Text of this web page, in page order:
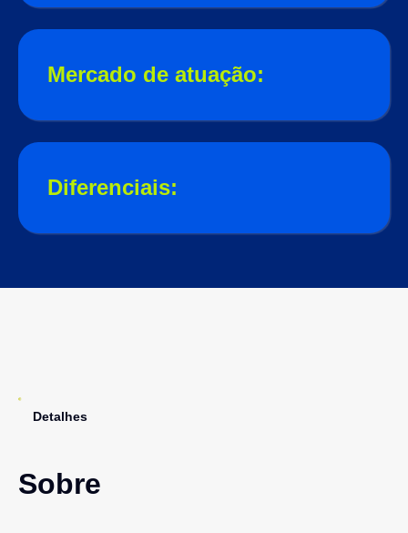
Mercado de atuação:
Diferenciais:
Detalhes
Sobre